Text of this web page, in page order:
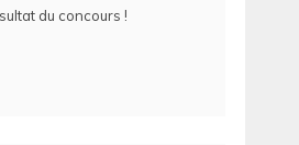
du concours !